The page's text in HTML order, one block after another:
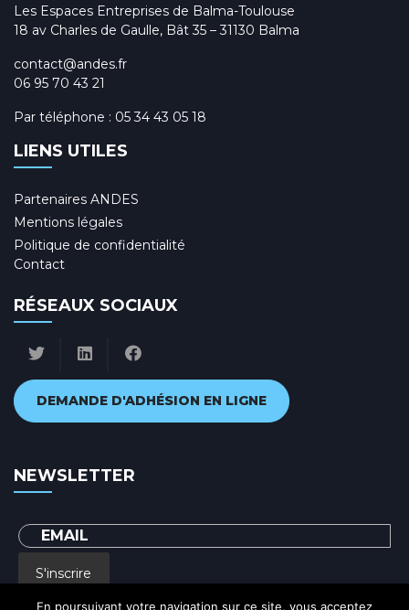
Les Espaces Entreprises de Balma-Toulouse
18 av Charles de Gaulle, Bât 35 – 31130 Balma
contact@andes.fr
06 95 70 43 21
Par téléphone : 05 34 43 05 18
LIENS UTILES
Partenaires ANDES
Mentions légales
Politique de confidentialité
Contact
RÉSEAUX SOCIAUX
DEMANDE D'ADHÉSION EN LIGNE
NEWSLETTER
S'inscrire
En poursuivant votre navigation sur ce site, vous acceptez